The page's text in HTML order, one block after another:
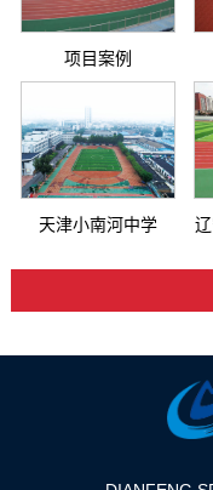
项目案例
天津小南河中学